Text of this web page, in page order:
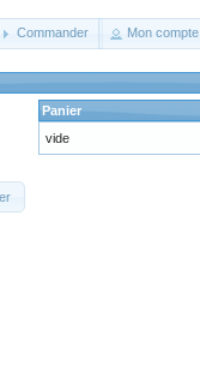
Commander Mon compte
Panier
vide